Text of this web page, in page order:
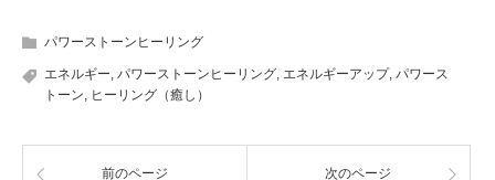
パワーストーンヒーリング
エネルギー, パワーストーンヒーリング, エネルギーアップ, パワース
トーン, ヒーリング（癒し）
前のページ 次のページ